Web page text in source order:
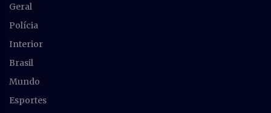
Geral
Polícia
Interior
Brasil
Mundo
Esportes